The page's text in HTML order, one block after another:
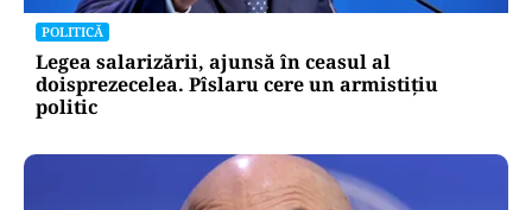
POLITICĂ
Legea salarizării, ajunsă în ceasul al
doisprezecelea. Pîslaru cere un armistițiu
politic